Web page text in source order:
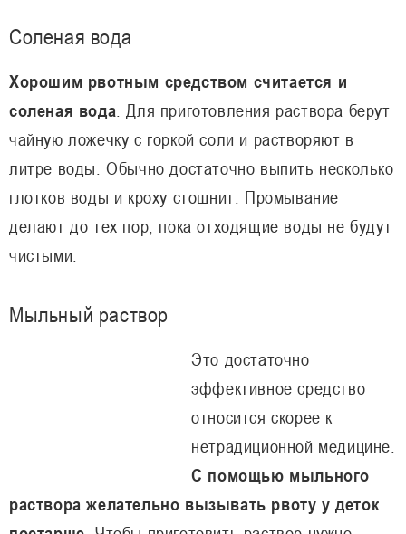
Соленая вода
Хорошим рвотным средством считается и
соленая вода . Для приготовления раствора берут
чайную ложечку с горкой соли и растворяют в
литре воды. Обычно достаточно выпить несколько
глотков воды и кроху стошнит. Промывание
делают до тех пор, пока отходящие воды не будут
чистыми.
Мыльный раствор
Это достаточно
эффективное средство
относится скорее к
нетрадиционной медицине.
С помощью мыльного
раствора желательно вызывать рвоту у деток